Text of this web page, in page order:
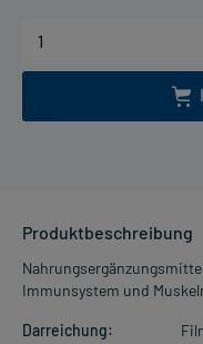
Produktbeschreibung
Immunsystem und
Darreichung: